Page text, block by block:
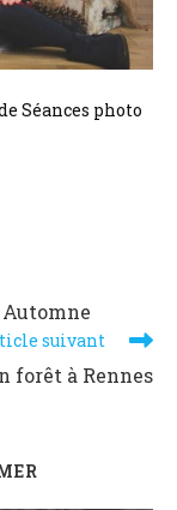
Séances photo
Automne
suivant
forêt à Rennes